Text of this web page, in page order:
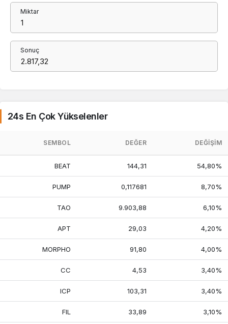
Miktar
Sonuç
24s En Çok Yükselenler
SEMBOL DEĞER DEĞIŞIM
BEAT 144,31 54,80%
PUMP 0,117681 8,70%
TAO 9.903,88 6,10%
APT 29,03 4,20%
MORPHO 91,80 4,00%
CC 4,53 3,40%
ICP 103,31 3,40%
FIL 33,89 3,10%